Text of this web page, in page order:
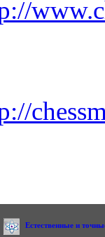
Естественные и